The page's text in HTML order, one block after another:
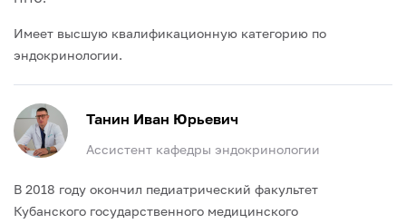
Имеет высшую квалификационную категорию по
эндокринологии.
Танин Иван Юрьевич
Ассистент кафедры эндокринологии
В 2018 году окончил педиатрический факультет
Кубанского государственного медицинского